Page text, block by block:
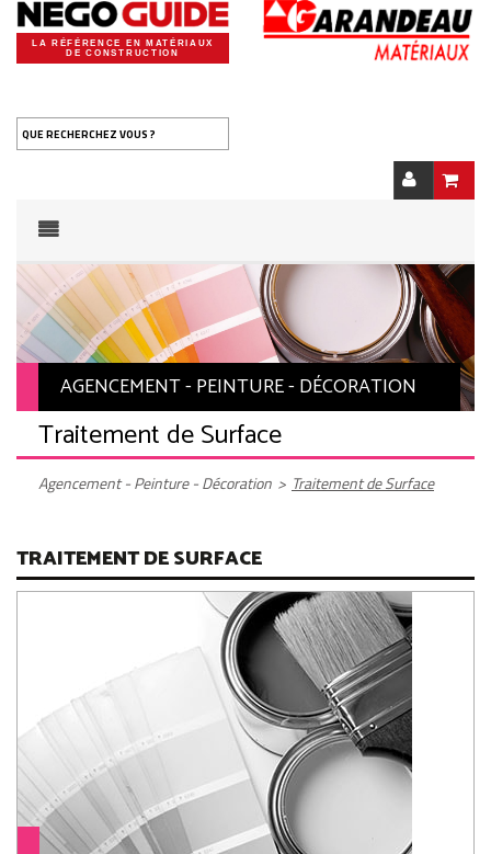
LA RÉFÉRENCE EN MATÉRIAUX
DE CONSTRUCTION
QUE RECHERCHEZ VOUS ?
AGENCEMENT - PEINTURE - DÉCORATION
Traitement de Surface
Agencement - Peinture - Décoration > Traitement de Surface
TRAITEMENT DE SURFACE